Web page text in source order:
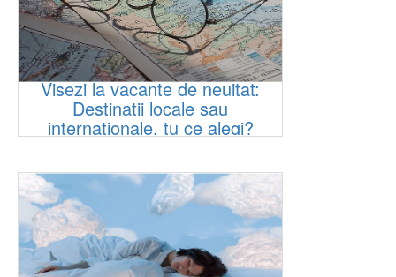
Visezi la vacante de neuitat:
Destinatii locale sau
internationale, tu ce alegi?